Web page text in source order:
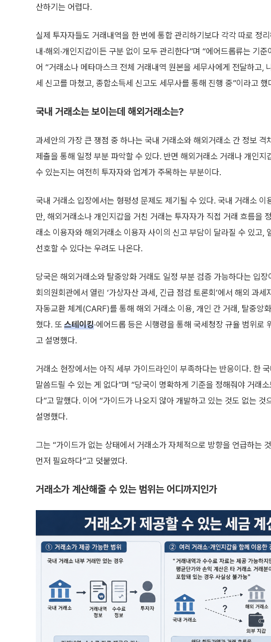
산하기는 어렵다.
실제 투자자들도 거래내역을 한 번에 통합 관리하기보다 각각 따로 정
내·해외·개인지갑이든 구분 없이 모두 관리한다”며 “에어드롭류는 기
어 “거래소나 메타마스크 전체 거래내역 원본을 세무사에게 전달하고,
세 신고를 마쳤고, 종합소득세 신고도 세무사를 통해 진행 중”이라고 했
국내 거래소는 보이는데 해외거래소는?
과세안의 가장 큰 쟁점 중 하나는 국내 거래소와 해외거래소 간 정보
제출을 통해 일정 부분 파악할 수 있다. 반면 해외거래소 거래나 개인
수 있는지는 여전히 투자자와 업계가 주목하는 부분이다.
국내 거래소 입장에서는 형평성 문제도 제기될 수 있다. 국내 거래소 이
만, 해외거래소나 개인지갑을 거친 거래는 투자자가 직접 거래 흐름을
래소 이용자와 해외거래소 이용자 사이의 신고 부담이 달라질 수 있고,
선호할 수 있다는 우려도 나온다.
당국은 해외거래소와 탈중앙화 거래도 일정 부분 검증 가능하다는 입
회의원회관에서 열린 ‘가상자산 과세, 긴급 점검 토론회’에서 해외 과
자동교환 체계(CARF)를 통해 해외 거래소 이용, 개인 간 거래, 탈중앙
혔다. 또 스테이킹·에어드롭 등은 시행령을 통해 국세청장 규율 범위
고 설명했다.
거래소 현장에서는 아직 세부 가이드라인이 부족하다는 반응이다. 한
말씀드릴 수 있는 게 없다”며 “당국이 명확하게 기준을 정해줘야 거래
다”고 말했다. 이어 “가이드가 나오지 않아 개발하고 있는 것도 없는
설명했다.
그는 “가이드가 없는 상태에서 거래소가 자체적으로 방향을 언급하는
먼저 필요하다”고 덧붙였다.
거래소가 계산해줄 수 있는 범위는 어디까지인가